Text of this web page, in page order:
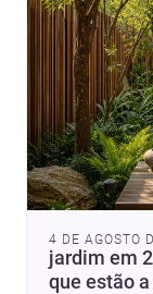
4 DE AGOSTO
jardim em
que estão